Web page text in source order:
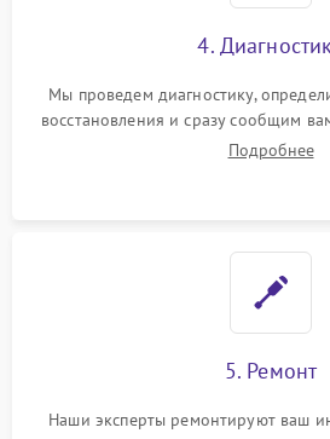
4.
Мы проведем диагностику,
восстановления и сразу сообщим
Подробнее
5. Ремонт
Наши эксперты ремонтируют ваш